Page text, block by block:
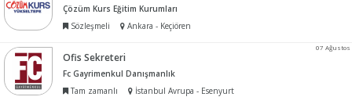
Çözüm Kurs Eğitim Kurumları
Sözleşmeli
Ankara - Keçiören
07 Ağustos
Ofis Sekreteri
Fc Gayrimenkul Danışmanlık
Tam zamanlı
İstanbul Avrupa - Esenyurt